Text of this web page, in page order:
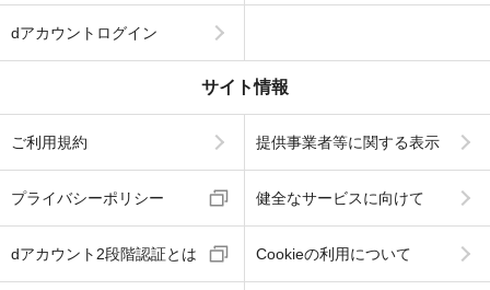
dアカウントログイン
サイト情報
ご利用規約 提供事業者等に関する表示
プライバシーポリシー 健全なサービスに向けて
dアカウント2段階認証とは Cookieの利用について